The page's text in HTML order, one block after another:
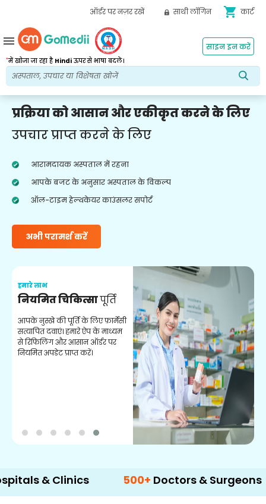
ऑर्डर पर नज़र रखें साथी लॉगिन shopping_cart कार्ट
*में खोजा जा रहा है Hindiऊपर से भाषा बदलें।
साइन इन करें
menu
प्रक्रिया को आसान और एकीकृत करने के लिए
उपचार प्राप्त करने के लिए
आरामदायक अस्पताल में रहना
आपके बजट के अनुसार अस्पताल के विकल्प
ऑल-टाइम हेल्थकेयर काउंसलर सपोर्ट
अभी परामर्श करें
हमारे लाभ
नियमित चिकित्सापूर्ति
आपके नुस्खे की पूर्ति के लिए फ़ार्मेसी
सत्यापित दवाएं। हमारे ऐप के माध्यम
से रिफिलिंग और आसान ऑर्डर पर
नियमित अपडेट प्राप्त करें।
Clinics 500+ Doctors & Surgeons